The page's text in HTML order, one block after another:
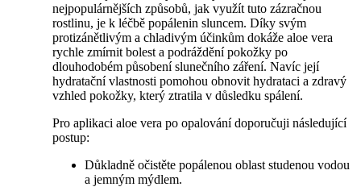
nejpopulárnějších‍ způsobů, jak využít‍ tuto zázračnou
rostlinu, je k léčbě popálenin‍ sluncem. ⁣Díky svým
protizánětlivým ⁢a chladivým účinkům dokáže aloe vera
⁢rychle ⁢zmírnit ‍bolest a podráždění pokožky ​po
dlouhodobém působení slunečního ⁣záření. Navíc její
hydratační vlastnosti pomohou obnovit hydrataci a zdravý​
vzhled pokožky, který ‌ztratila v důsledku spálení.
Pro aplikaci aloe‌ vera ‌po opalování doporučuji následující
postup:
Důkladně⁤ očistěte popálenou oblast studenou vodou
a​ jemným ⁤mýdlem.